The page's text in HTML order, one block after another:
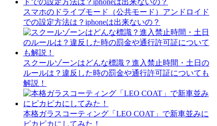
スマホのドライブモード（公共モード）アンドロイド
での設定方法は？iphoneは出来ないの？
スクールゾーンはどんな標識？進入禁止時間・土日の
ルールは？違反した時の罰金や通行許可証についても
解説！
本格ガラスコーティング「LEO COAT」で新車並みに
ピカピカにしてみた！